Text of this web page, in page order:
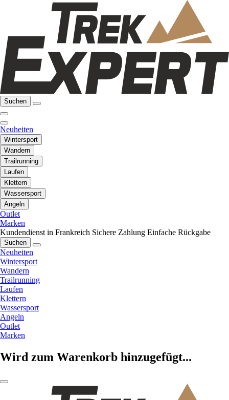
Suchen
Neuheiten
Wintersport
Wandern
Trailrunning
Laufen
Klettern
Wassersport
Angeln
Outlet
Marken
Kundendienst in Frankreich Sichere Zahlung Einfache Rückgabe
Suchen
Neuheiten
Wintersport
Wandern
Trailrunning
Laufen
Klettern
Wassersport
Angeln
Outlet
Marken
Wird zum Warenkorb hinzugefügt...